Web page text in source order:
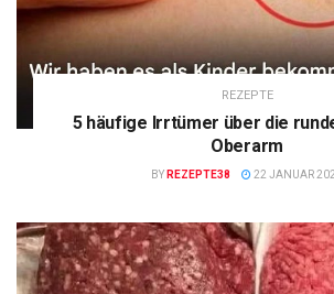
REZEPTE
5 häufige Irrtümer über die
Oberarm
BY REZEPTE38 22 JANUAR